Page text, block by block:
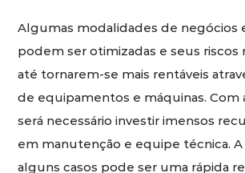
Algumas modalidades de negócios
podem ser otimizadas e seus riscos
até tornarem-se mais rentáveis
de equipamentos e máquinas. Com
será necessário investir imensos
em manutenção e equipe técnica.
alguns casos pode ser uma rápida